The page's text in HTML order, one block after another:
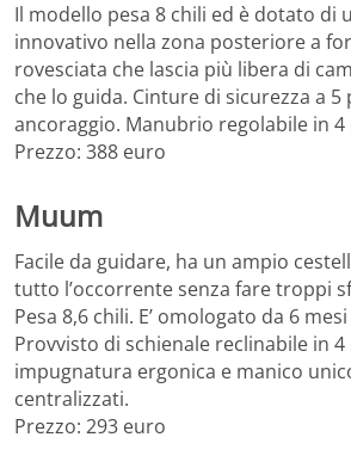
Il modello pesa 8 chili ed è dotato di
innovativo nella zona posteriore a
rovesciata che lascia più libera di
che lo guida. Cinture di sicurezza a 5
ancoraggio. Manubrio regolabile in 4
Prezzo: 388 euro
Muum
Facile da guidare, ha un ampio
tutto l’occorrente senza fare troppi
Pesa 8,6 chili. E’ omologato da 6
Provvisto di schienale reclinabile in
impugnatura ergonica e manico
centralizzati.
Prezzo: 293 euro